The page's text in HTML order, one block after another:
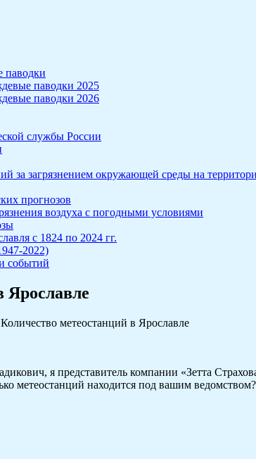
паводки
паводки 2025
паводки 2026
службы России
за загрязнением окружающей среды на
прогнозов
воздуха с погодными условиями
с 1824 по 2024 гг.
2022)
событий
Ярославле
Количество метеостанций в Ярославле
я представитель компании «Зетта
метеостанций находится под вашим